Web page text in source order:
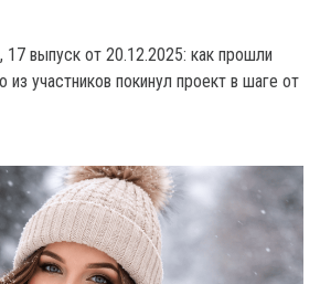
выпуск от 20.12.2025: как прошли
из участников покинул проект в шаге от